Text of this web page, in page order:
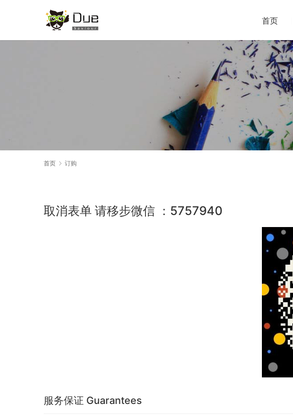
首页
首页 订购
取消表单 请移步微信 ：5757940
服务保证 Guarantees